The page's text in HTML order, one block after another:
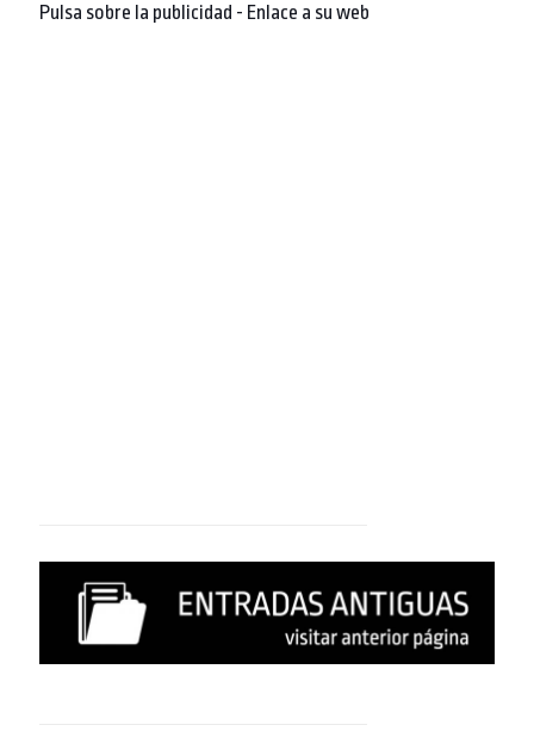
Pulsa sobre la publicidad - Enlace a su web